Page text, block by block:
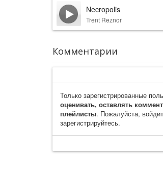
Necropolis
Trent Reznor
Комментарии
Только зарегистрированные
оценивать, оставлять
плейлисты. Пожалуйста,
зарегистрируйтесь.